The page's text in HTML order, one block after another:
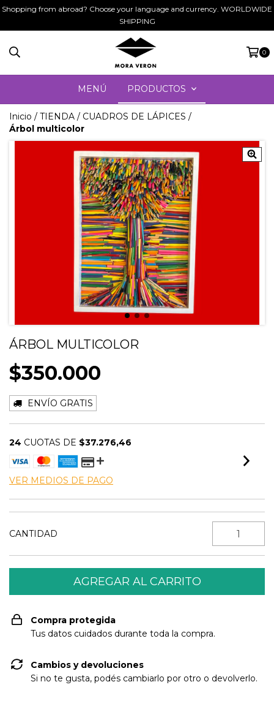
Shopping from abroad? Choose your language and currency. WORLDWIDE
SHIPPING
0
MENÚ PRODUCTOS
Inicio / TIENDA / CUADROS DE LÁPICES /
Árbol multicolor
ÁRBOL MULTICOLOR
$350.000
ENVÍO GRATIS
24 CUOTAS DE $37.276,46
VER MEDIOS DE PAGO
CANTIDAD
Compra protegida
Tus datos cuidados durante toda la compra.
Cambios y devoluciones
Si no te gusta, podés cambiarlo por otro o devolverlo.